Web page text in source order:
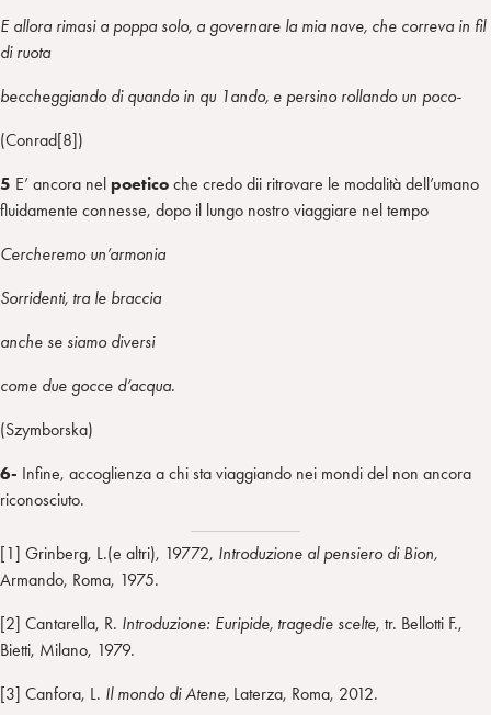
E allora rimasi a poppa solo, a governare la mia nave, che correva in fil
di ruota
beccheggiando di quando in qu 1ando, e persino rollando un poco-
(Conrad[8])
5 E’ ancora nel poetico che credo dii ritrovare le modalità dell’umano
fluidamente connesse, dopo il lungo nostro viaggiare nel tempo
Cercheremo un’armonia
Sorridenti, tra le braccia
anche se siamo diversi
come due gocce d’acqua.
(Szymborska)
6- Infine, accoglienza a chi sta viaggiando nei mondi del non ancora
riconosciuto.
[1] Grinberg, L.(e altri), 19772, Introduzione al pensiero di Bion,
Armando, Roma, 1975.
[2] Cantarella, R. Introduzione: Euripide, tragedie scelte, tr. Bellotti F.,
Bietti, Milano, 1979.
[3] Canfora, L. Il mondo di Atene, Laterza, Roma, 2012.